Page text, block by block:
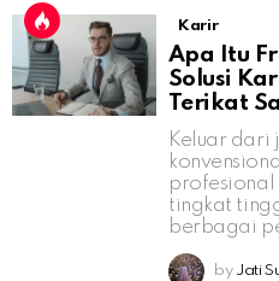
Karir
Apa Itu
Solusi
Terikat
Keluar dari
profesional
tingkat
berbagai
by Jati